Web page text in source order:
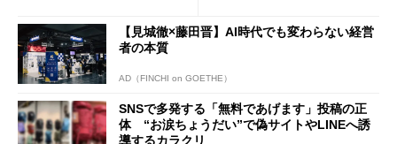
【見城徹×藤田晋】AI時代でも変わらない経営
者の本質
AD（FINCHI on GOETHE）
SNSで多発する「無料であげます」投稿の正
体 “お涙ちょうだい”で偽サイトやLINEへ誘
導するカラクリ